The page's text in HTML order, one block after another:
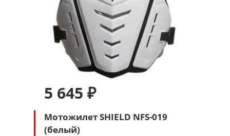
5 645 ₽
Мотожилет SHIELD NFS-019
(белый)